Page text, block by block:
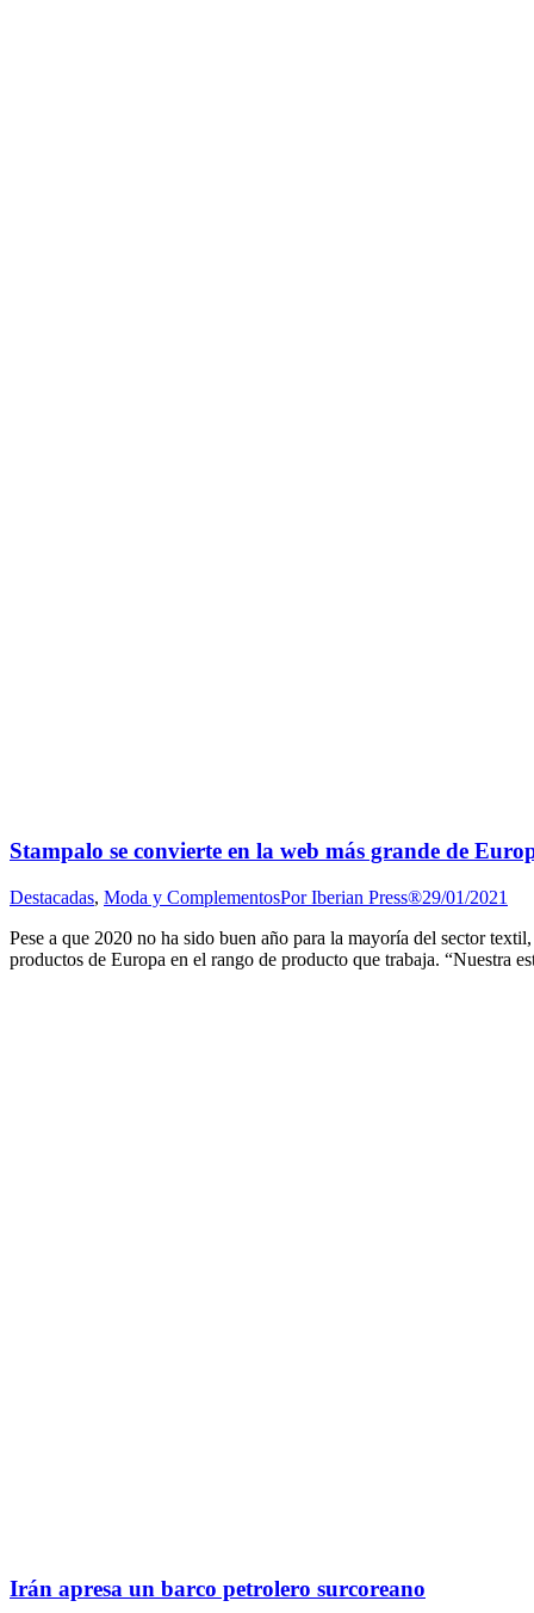
Stampalo se convierte en la web más grande de
Destacadas, Moda y ComplementosPorIberian Press®29/01/2021
Pese a que 2020 no ha sido buen año para la mayoría del sector
productos de Europa en el rango de producto que trabaja. “Nuestra
Irán apresa un barco petrolero surcoreano